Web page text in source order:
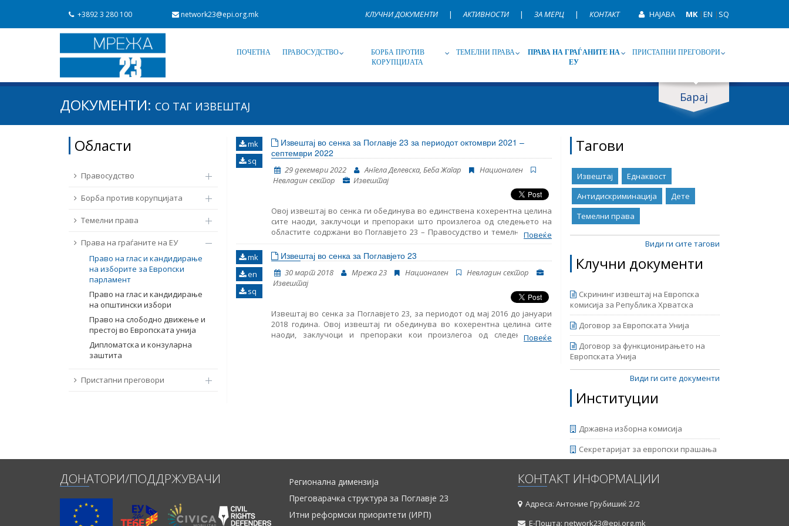
+3892 3 280 100 network23@epi.org.mk КЛУЧНИ ДОКУМЕНТИ | АКТИВНОСТИ | ЗА МЕРЦ | КОНТАКТ НАЈАВА MK|EN | SQ
ПОЧЕТНА ПРАВОСУДСТВО
БОРБА ПРОТИВ
КОРУПЦИЈАТА
ТЕМЕЛНИ ПРАВА
ПРАВА НА ГРАЃАНИТЕ НА
ЕУ
ПРИСТАПНИ ПРЕГОВОРИ
Барај
Барај документи
Датум на објавување Јазик Име, опис или клучен збор
ДОКУМЕНТИ: СО ТАГ ИЗВЕШТАЈ
Области
Правосудство
Борба против корупцијата
Темелни права
Права на граѓаните на ЕУ
Право на глас и кандидирање
на изборите за Европски
парламент
Право на глас и кандидирање
на општински избори
Право на слободно движење и
престој во Европската унија
Дипломатска и конзуларна
заштита
Пристапни преговори
mk
sq
Извештај во сенка за Поглавје 23 за периодот октомври 2021 –
септември 2022
29 декември 2022 Ангела Делевска, Беба Жагар
Национален
Невладин сектор
Извештај
Овој извештај во сенка ги обединува во единствена кохерентна целина
сите наоди, заклучоци и препораки што произлегоа од следењето на
областите содржани во Поглавјето 23 – Правосудство и темелни права.
Ова е седми ваков извештај што го објaвува Институтот за европска
политика (ЕПИ) – Скопје, земајќи ги предвид коментарите и мислењата на
невладините организации.
Повеќе
mk
en
sq
Извештај во сенка за Поглавјето 23
30 март 2018 Мрежа 23 Национален
Невладин сектор
Извештај
Извештај во сенка за Поглавјето 23, за периодот од мај 2016 до јануари
2018 година. Овој извештај ги обединува во кохерентна целина сите
наоди, заклучоци и препораки кои произлегоа од следењето на
областите структурирани во Поглавјето 23: правосудство, борба против
Повеќе
Тагови
Извештај
Еднаквост
Антидискриминација
Дете
Темелни права
Види ги сите тагови
Клучни документи
Скрининг извештај на Европска
комисија за Република Хрватска
Договор за Европската Унија
Договор за функционирањето на
Европската Унија
Види ги сите документи
Институции
Државна изборна комисија
Секретаријат за европски прашања
ДОНАТОРИ/ПОДДРЖУВАЧИ
Регионална димензија
Преговарачка структура за Поглавје 23
Итни реформски приоритети (ИРП)
КОНТАКТ ИНФОРМАЦИИ
Адреса: Антоние Грубишиќ 2/2
Е-Пошта: network23@epi.org.mk